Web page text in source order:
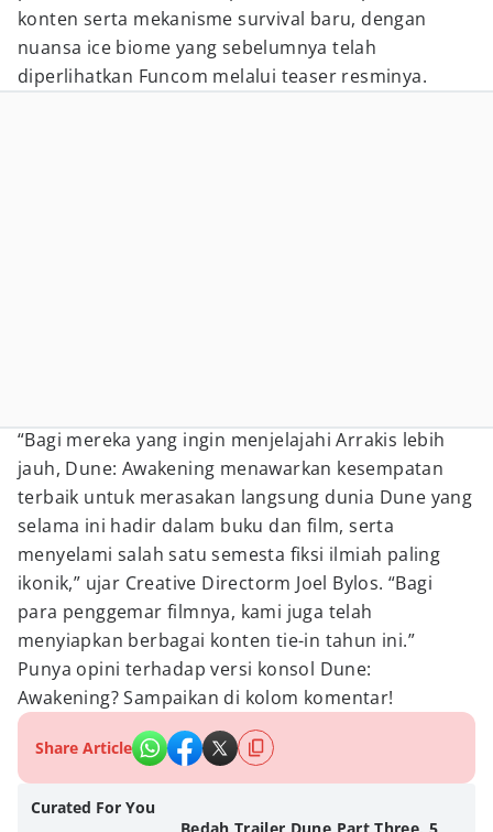
konten serta mekanisme survival baru, dengan
nuansa ice biome yang sebelumnya telah
diperlihatkan Funcom melalui teaser resminya.
“Bagi mereka yang ingin menjelajahi Arrakis lebih
jauh, Dune: Awakening menawarkan kesempatan
terbaik untuk merasakan langsung dunia Dune yang
selama ini hadir dalam buku dan film, serta
menyelami salah satu semesta fiksi ilmiah paling
ikonik,” ujar Creative Directorm Joel Bylos. “Bagi
para penggemar filmnya, kami juga telah
menyiapkan berbagai konten tie-in tahun ini.”
Punya opini terhadap versi konsol Dune:
Awakening? Sampaikan di kolom komentar!
Share Article
Curated For You